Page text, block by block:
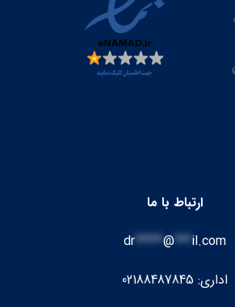
ارتباط با ما
dr*****@***il.com
اداری: 02188487845